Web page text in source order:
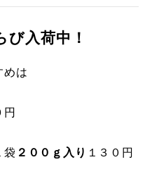
び入荷中！
めは
袋 ２００ｇ入り １３０円